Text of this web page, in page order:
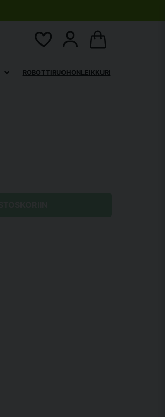
ROBOTTIRUOHONLEIKKURI